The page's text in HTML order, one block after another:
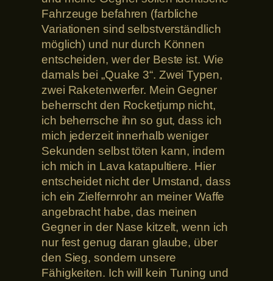
Fahrzeuge befahren (farbliche
Variationen sind selbstverständlich
möglich) und nur durch Können
entscheiden, wer der Beste ist. Wie
damals bei „Quake 3“. Zwei Typen,
zwei Raketenwerfer. Mein Gegner
beherrscht den Rocketjump nicht,
ich beherrsche ihn so gut, dass ich
mich jederzeit innerhalb weniger
Sekunden selbst töten kann, indem
ich mich in Lava katapultiere. Hier
entscheidet nicht der Umstand, dass
ich ein Zielfernrohr an meiner Waffe
angebracht habe, das meinen
Gegner in der Nase kitzelt, wenn ich
nur fest genug daran glaube, über
den Sieg, sondern unsere
Fähigkeiten. Ich will kein Tuning und